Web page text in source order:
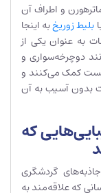
و اطراف آن
بلیط زوریخبه اینجا
به عنوان یکی از
دوچرخه‌سواری و
کمک می‌کنند و
بدون آسیب به آن
که
گردشگری
که علاقه‌مند به